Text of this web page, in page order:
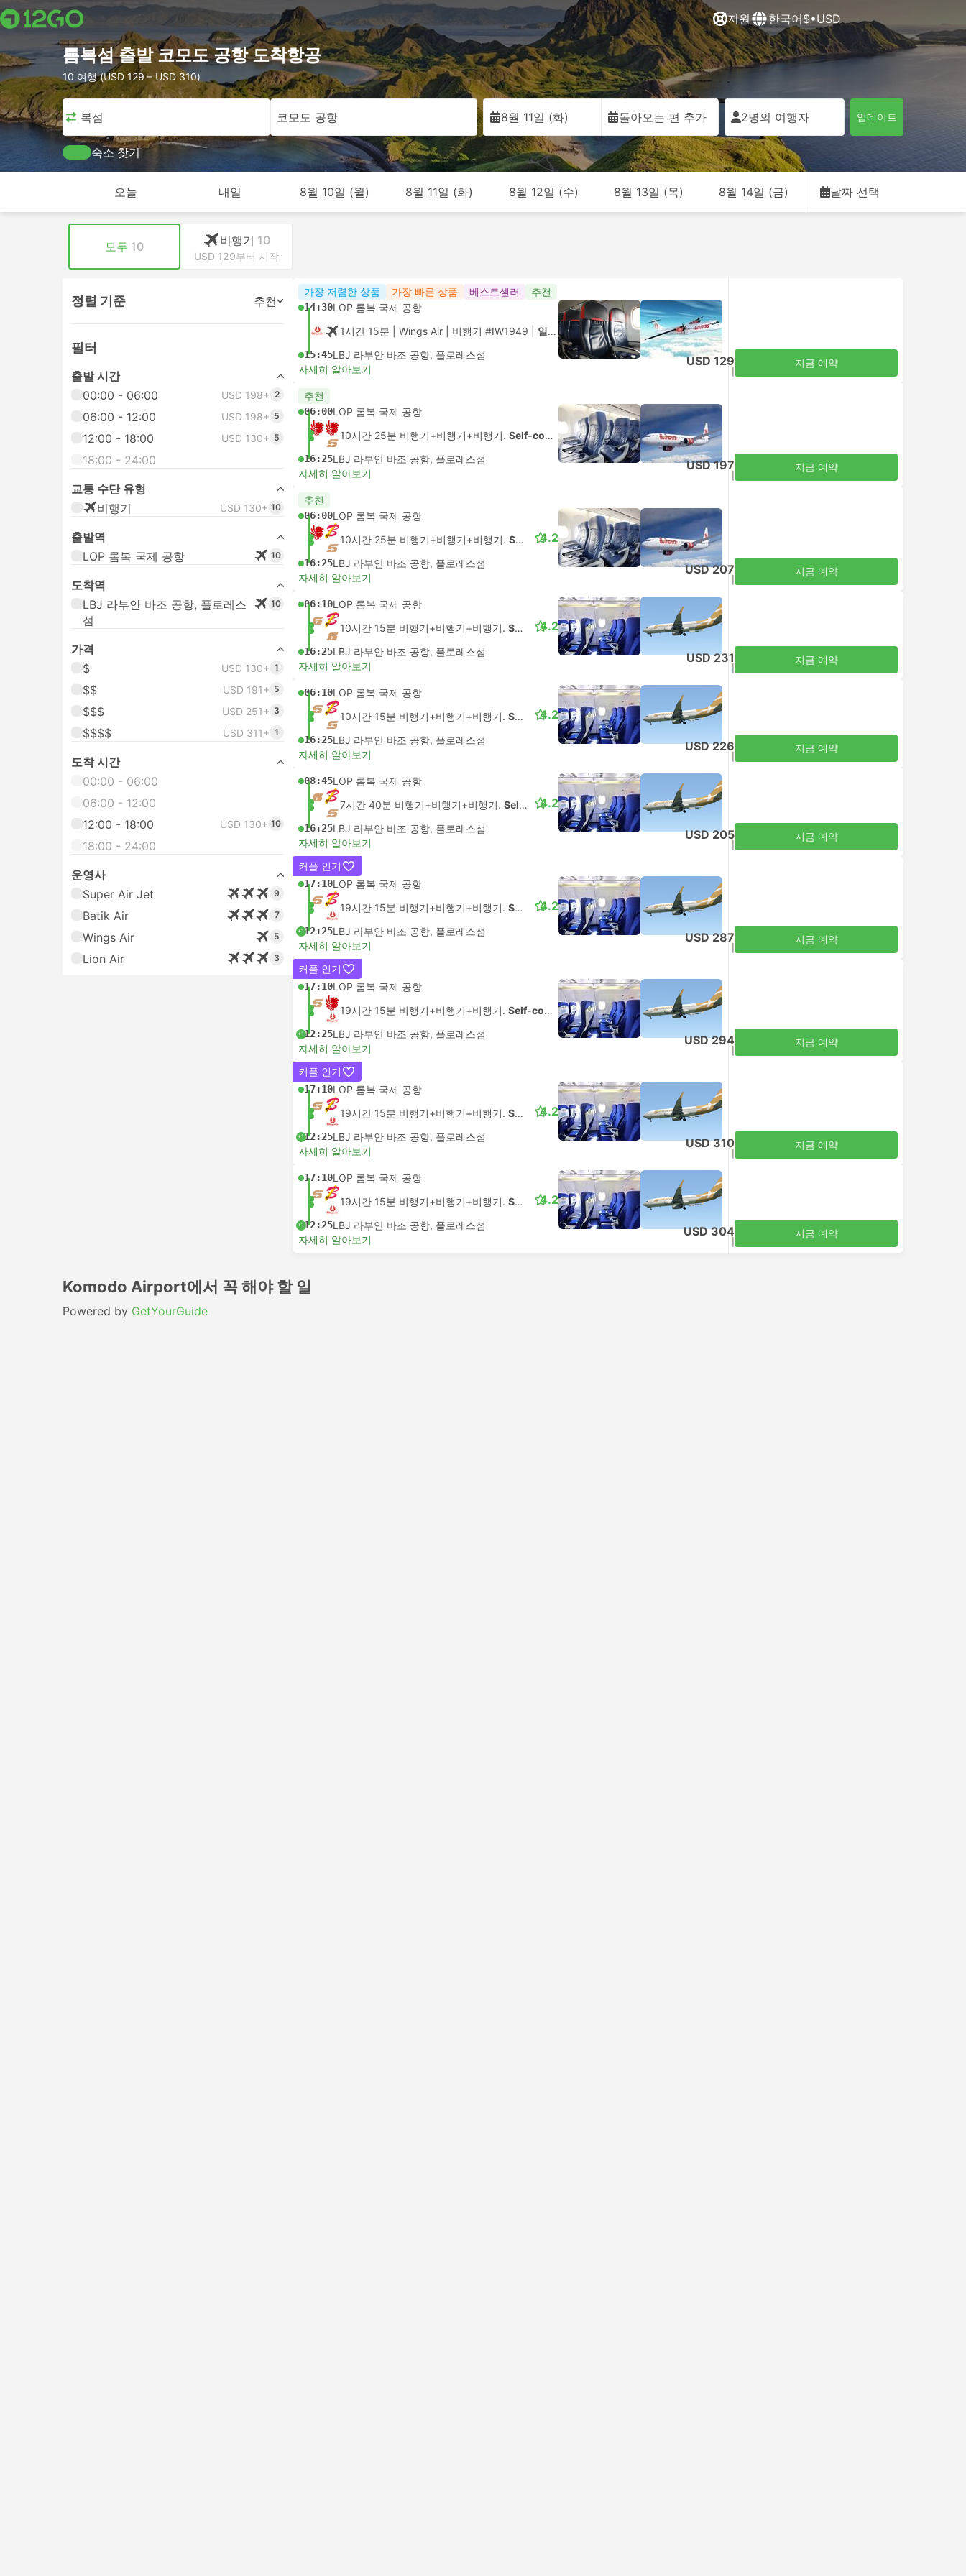
지원 한국어$•USD
롬복섬 출발 코모도 공항 도착항공
10 여행 (USD 129 – USD 310)
롬복섬 코모도 공항 8월 11일 (화) 돌아오는 편 추가 2명의 여행자 업데이트
숙소 찾기
오늘 내일 8월 10일 (월) 8월 11일 (화) 8월 12일 (수) 8월 13일 (목) 8월 14일 (금) 날짜 선택
모두 10 비행기 10
USD 129부터 시작
정렬 기준 추천
필터
출발 시간
00:00 - 06:00
USD 198+ 2
06:00 - 12:00 USD 198+ 5
12:00 - 18:00 USD 130+ 5
18:00 - 24:00
교통 수단 유형
비행기
USD 130+ 10
출발역
LOP 롬복 국제 공항
10
도착역
LBJ 라부안 바조 공항, 플로레스
섬
10
가격
$
USD 130+ 1
$$ USD 191+ 5
$$$ USD 251+ 3
$$$$ USD 311+ 1
도착 시간
00:00 - 06:00
06:00 - 12:00
12:00 - 18:00
USD 130+ 10
18:00 - 24:00
운영사
Super Air Jet
9
Batik Air 7
Wings Air 5
Lion Air 3
가장 저렴한 상품 가장 빠른 상품 베스트셀러 추천
14:30LOP 롬복 국제 공항
1시간 15분 | Wings Air 비행기 #IW1949 일반석
15:45LBJ 라부안 바조 공항, 플로레스섬
자세히 알아보기
USD 129 지금 예약
추천
06:00LOP 롬복 국제 공항
10시간 25분 비행기+비행기+비행기. Self-connect
16:25LBJ 라부안 바조 공항, 플로레스섬
자세히 알아보기
USD 197 지금 예약
추천
06:00LOP 롬복 국제 공항
10시간 25분 비행기+비행기+비행기. Self-connect
16:25LBJ 라부안 바조 공항, 플로레스섬
4.2
자세히 알아보기
USD 207 지금 예약
06:10LOP 롬복 국제 공항
10시간 15분 비행기+비행기+비행기. Self-connect
16:25LBJ 라부안 바조 공항, 플로레스섬
4.2
자세히 알아보기
USD 231 지금 예약
06:10LOP 롬복 국제 공항
10시간 15분 비행기+비행기+비행기. Self-connect
16:25LBJ 라부안 바조 공항, 플로레스섬
4.2
자세히 알아보기
USD 226 지금 예약
08:45LOP 롬복 국제 공항
7시간 40분 비행기+비행기+비행기. Self-connect
16:25LBJ 라부안 바조 공항, 플로레스섬
4.2
자세히 알아보기
USD 205 지금 예약
커플 인기
17:10LOP 롬복 국제 공항
19시간 15분 비행기+비행기+비행기. Self-connect
+112:25LBJ 라부안 바조 공항, 플로레스섬
4.2
자세히 알아보기
USD 287 지금 예약
커플 인기
17:10LOP 롬복 국제 공항
19시간 15분 비행기+비행기+비행기. Self-connect
+112:25LBJ 라부안 바조 공항, 플로레스섬
자세히 알아보기
USD 294 지금 예약
커플 인기
17:10LOP 롬복 국제 공항
19시간 15분 비행기+비행기+비행기. Self-connect
+112:25LBJ 라부안 바조 공항, 플로레스섬
4.2
자세히 알아보기
USD 310 지금 예약
17:10LOP 롬복 국제 공항
19시간 15분 비행기+비행기+비행기. Self-connect
+112:25LBJ 라부안 바조 공항, 플로레스섬
4.2
자세히 알아보기
USD 304 지금 예약
Komodo Airport에서 꼭 해야 할 일
Powered by GetYourGuide